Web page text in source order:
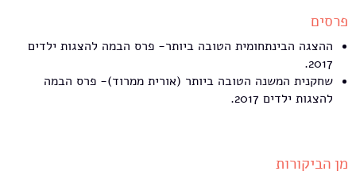
פרסים
ההצגה הבינתחומית הטובה ביותר- פרס הבמה להצגות ילדים
2017.
שחקנית המשנה הטובה ביותר (אורית ממרוד)- פרס הבמה
להצגות ילדים 2017.
מן הביקורות